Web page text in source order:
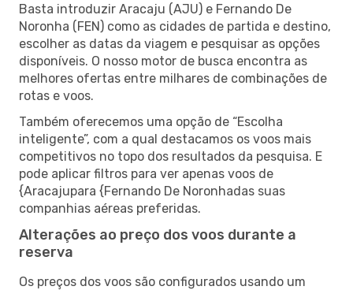
Basta introduzir Aracaju (AJU) e Fernando De
Noronha (FEN) como as cidades de partida e destino,
escolher as datas da viagem e pesquisar as opções
disponíveis. O nosso motor de busca encontra as
melhores ofertas entre milhares de combinações de
rotas e voos.
Também oferecemos uma opção de “Escolha
inteligente”, com a qual destacamos os voos mais
competitivos no topo dos resultados da pesquisa. E
pode aplicar filtros para ver apenas voos de
{Aracajupara {Fernando De Noronhadas suas
companhias aéreas preferidas.
Alterações ao preço dos voos durante a
reserva
Os preços dos voos são configurados usando um